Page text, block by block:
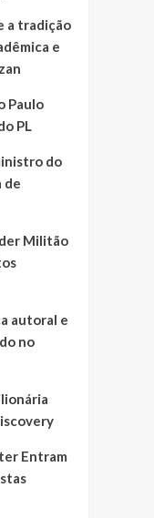
a tradição
e
Paulo
PL
do
de
Militão
autoral e
no
Entram